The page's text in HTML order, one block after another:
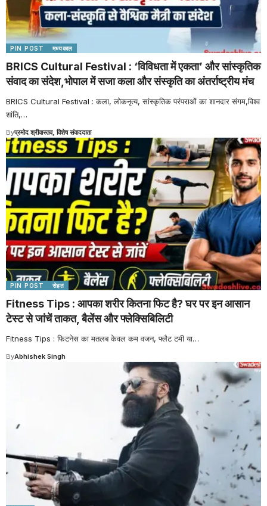
PIN POST मध्यकाल
BRICS Cultural Festival : ‘विविधता में एकता’ और सांस्कृतिक
संवाद का संदेश,भोपाल में सजा कला और संस्कृति का अंतर्राष्ट्रीय मंच
BRICS Cultural Festival : कला, लोकनृत्य, सांस्कृतिक परंपराओं का शानदार संगम,विश्व
शांति,…
Byप्रमोद श्रीवास्तव, विशेष संवाददाता
PIN POST सेहत
Fitness Tips : आपका शरीर कितना फिट है? घर पर इन आसान
टेस्ट से जांचें ताकत, बैलेंस और फ्लेक्सिबिलिटी
Fitness Tips : फिटनेस का मतलब केवल कम वजन, फ्लैट टमी या…
ByAbhishek Singh